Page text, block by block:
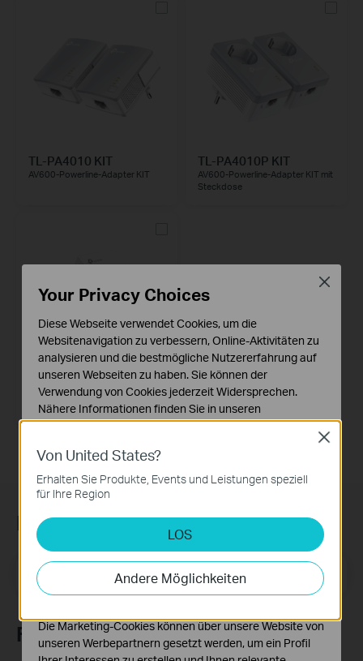
TL-PA4010 KIT
AV600-Powerline-Adapter KIT
TL-PA4010P KIT
AV600-Powerline-Adapter KIT mit
Steckdose
TL-WPA4220 KIT
AV600-300Mbit/s-WLAN-
Powerline-Extender KIT
Newsletter abonnieren
E-Mail-Adresse Registrieren
Folge uns
Von United States?
Erhalten Sie Produkte, Events und Leistungen speziell
für Ihre Region
LOS
Andere Möglichkeiten
Close
Your Privacy Choices
Diese Webseite verwendet Cookies, um die
Websitenavigation zu verbessern, Online-Aktivitäten zu
analysieren und die bestmögliche Nutzererfahrung auf
unseren Webseiten zu haben. Sie können der
Verwendung von Cookies jederzeit Widersprechen.
Nähere Informationen finden Sie in unseren
Datenschutzhinweisen.
Notwendige Cookies
erforderlich und können in Ihren Systemen nicht
Analyse- und Marketing-Cookies
Analyse-Cookies ermöglichen es uns, Ihre Aktivitäten
auf unserer Website zu analysieren, um die
Funktionsweise unserer Website zu verbessern und
Die Marketing-Cookies können über unsere Website von
unseren Werbepartnern gesetzt werden, um ein Profil
Close